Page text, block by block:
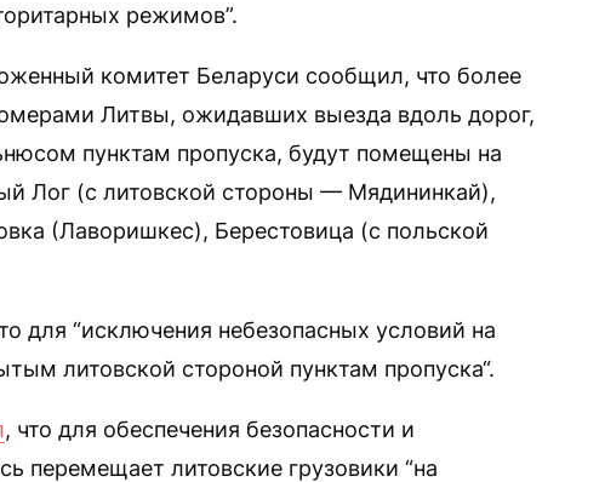
режимов”.
комитет Беларуси сообщил, что более
Литвы, ожидавших выезда вдоль дорог,
пунктам пропуска, будут помещены на
Лог (с литовской стороны — Мядининкай),
(Лаворишкес), Берестовица (с польской
для “исключения небезопасных условий на
литовской стороной пунктам пропуска“.
, что для обеспечения безопасности и
перемещает литовские грузовики “на